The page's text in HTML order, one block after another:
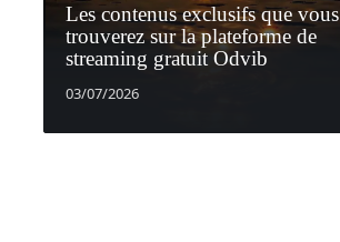
Les contenus exclusifs que vous
trouverez sur la plateforme de
streaming gratuit Odvib
03/07/2026